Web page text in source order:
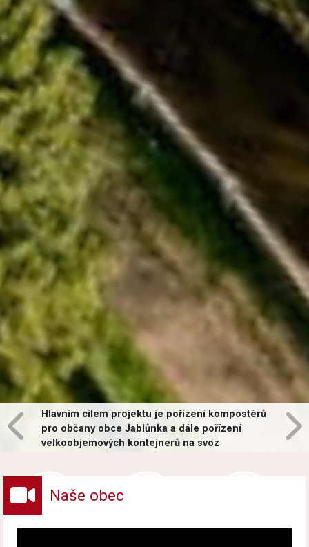
Hlavním cílem projektu je pořízení kompostérů
pro občany obce Jablůnka a dále pořízení
velkoobjemových kontejnerů na svoz
Naše obec